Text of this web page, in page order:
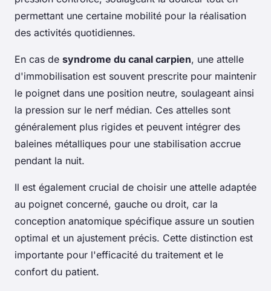
permettant une certaine mobilité pour la réalisation
des activités quotidiennes.
En cas de syndrome du canal carpien, une attelle
d'immobilisation est souvent prescrite pour maintenir
le poignet dans une position neutre, soulageant ainsi
la pression sur le nerf médian. Ces attelles sont
généralement plus rigides et peuvent intégrer des
baleines métalliques pour une stabilisation accrue
pendant la nuit.
Il est également crucial de choisir une attelle adaptée
au poignet concerné, gauche ou droit, car la
conception anatomique spécifique assure un soutien
optimal et un ajustement précis. Cette distinction est
importante pour l'efficacité du traitement et le
confort du patient.